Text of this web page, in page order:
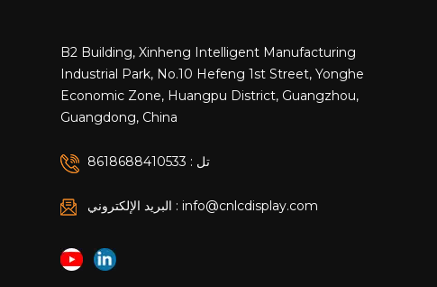
B2 Building, Xinheng Intelligent Manufacturing
Industrial Park, No.10 Hefeng 1st Street, Yonghe
Economic Zone, Huangpu District, Guangzhou,
Guangdong, China
تل : 8618688410533
البريد الإلكتروني : info@cnlcdisplay.com